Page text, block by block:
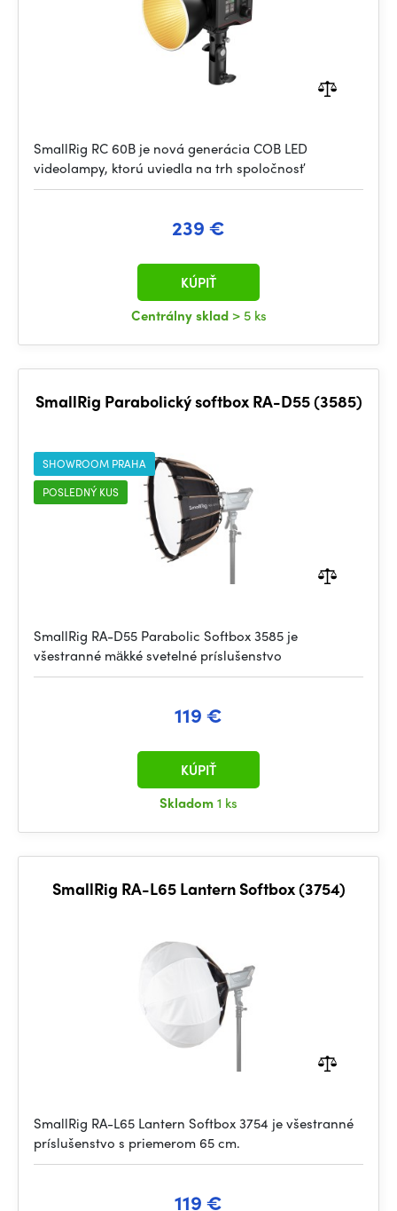
SmallRig RC 60B je nová generácia COB LED
videolampy, ktorú uviedla na trh spoločnosť
239 €
Centrálny sklad > 5 ks
KÚPIŤ
SmallRig Parabolický softbox RA-D55 (3585)
SHOWROOM PRAHA
POSLEDNÝ KUS
SmallRig RA-D55 Parabolic Softbox 3585 je
všestranné mäkké svetelné príslušenstvo
119 €
Skladom1 ks
KÚPIŤ
SmallRig RA-L65 Lantern Softbox (3754)
SmallRig RA-L65 Lantern Softbox 3754 je všestranné
príslušenstvo s priemerom 65 cm.
119 €